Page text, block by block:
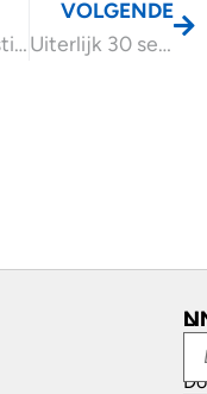
Top 10 Belastingplannen 2026
VOLGENDE
Uiterlijk 30 september WBSO voor het jaar 2025 aanvragen